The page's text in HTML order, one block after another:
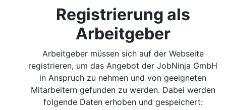
Registrierung als
Arbeitgeber
Arbeitgeber müssen sich auf der Webseite
registrieren, um das Angebot der JobNinja GmbH
in Anspruch zu nehmen und von geeigneten
Mitarbeitern gefunden zu werden. Dabei werden
folgende Daten erhoben und gespeichert: